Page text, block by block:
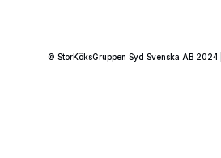
© StorKöksGruppen Syd Svenska AB 2024 |